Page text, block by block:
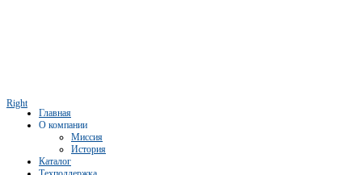
Right
Главная
О компании
Миссия
История
Каталог